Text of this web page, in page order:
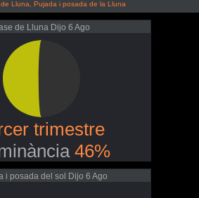
Lluna, Pujada i posada de la Lluna
de Lluna Dijo 6 Ago
trimestre
46%
i posada del sol Dijo 6 Ago